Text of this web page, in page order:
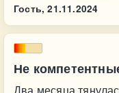
Гость, 21.11.2024
Не